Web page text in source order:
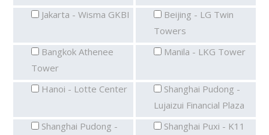
Jakarta - Wisma GKBI
Beijing - LG Twin
Towers
Bangkok Athenee
Tower
Manila - LKG Tower
Hanoi - Lotte Center
Shanghai Pudong -
Lujaizui Financial Plaza
Shanghai Pudong -
Shanghai Puxi - K11